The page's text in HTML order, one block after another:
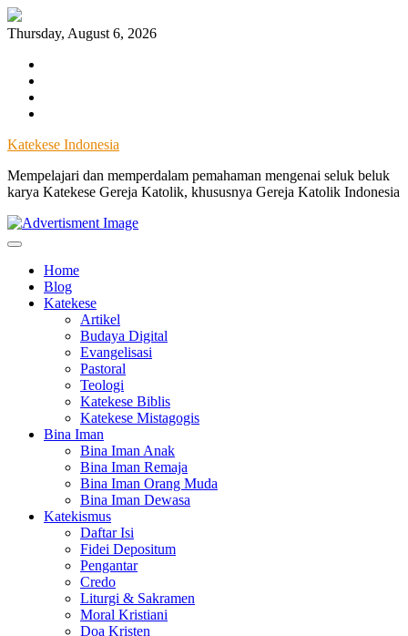
Skip
to
Thursday, August 6, 2026
Katekese Indonesia
Mempelajari dan memperdalam pemahaman mengenai seluk beluk
karya Katekese Gereja Katolik, khususnya Gereja Katolik Indonesia
Home
Blog
Katekese
Artikel
Budaya Digital
Evangelisasi
Pastoral
Teologi
Katekese Biblis
Katekese Mistagogis
Bina Iman
Bina Iman Anak
Bina Iman Remaja
Bina Iman Orang Muda
Bina Iman Dewasa
Katekismus
Daftar Isi
Fidei Depositum
Pengantar
Credo
Liturgi & Sakramen
Moral Kristiani
Doa Kristen